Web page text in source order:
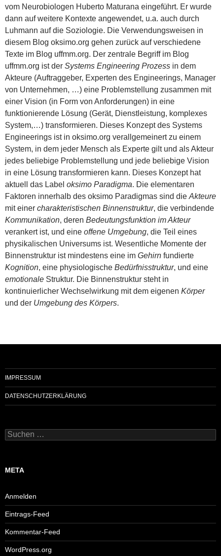
vom Neurobiologen Huberto Maturana eingeführt. Er wurde
dann auf weitere Kontexte angewendet, u.a. auch durch
Luhmann auf die Soziologie. Die Verwendungsweisen in
diesem Blog oksimo.org gehen zurück auf verschiedene
Texte im Blog uffmm.org. Der zentrale Begriff im Blog
uffmm.org ist der Systems Engineering Prozess in dem
Akteure (Auftraggeber, Experten des Engineerings, Manager
von Unternehmen, …) eine Problemstellung zusammen mit
einer Vision (in Form von Anforderungen) in eine
funktionierende Lösung (Gerät, Dienstleistung, komplexes
System,…) transformieren. Dieses Konzept des Systems
Engineerings ist in oksimo.org verallgemeinert zu einem
System, in dem jeder Mensch als Experte gilt und als Akteur
jedes beliebige Problemstellung und jede beliebige Vision
in eine Lösung transformieren kann. Dieses Konzept hat
aktuell das Label oksimo Paradigma. Die elementaren
Faktoren innerhalb des oksimo Paradigmas sind die Akteure
mit einer charakteristischen Binnenstruktur, die verbindende
Kommunikation, deren Bedeutungsfunktion im Akteur
verankert ist, und eine offene Umgebung, die Teil eines
physikalischen Universums ist. Wesentliche Momente der
Binnenstruktur ist mindestens eine im Gehirn fundierte
Kognition, eine physiologische Bedürfnisstruktur, und eine
emotionale Struktur. Die Binnenstruktur steht in
kontinuierlicher Wechselwirkung mit dem eigenen Körper
und der Umgebung des Körpers.
IMPRESSUM
DATENSCHUTZERKLÄRUNG
Suchen
nach:
META
Anmelden
Eintrags-Feed
Kommentar-Feed
WordPress.org